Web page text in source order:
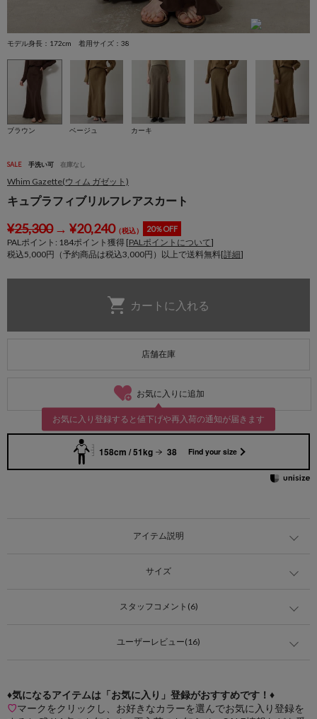
モデル身長：172cm 着用サイズ：38
ブラウン ベージュ カーキ
SALE 手洗い可 在庫なし
Whim Gazette(ウィム ガゼット)
キュプラフィブリルフレアスカート
¥25,300→ ¥20,240（税込） 20％OFF
PALポイント: 184ポイント獲得 [PALポイントについて]
税込5,000円（予約商品は税込3,000円）以上で送料無料[詳細]
店舗在庫
お気に入りに追加
お気に入り登録すると値下げや再入荷の通知が届きます
158cm / 51kg 38 Find your size
アイテム説明
サイズ
スタッフコメント(6)
ユーザーレビュー(16)
♦気になるアイテムは「お気に入り」登録がおすすめです！♦
♡マークをクリックし、お好きなカラーを選んでお気に入り登録を